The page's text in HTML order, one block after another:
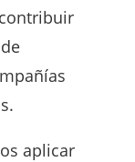
aplicar